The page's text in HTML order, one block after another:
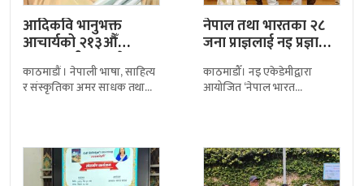
आदिकवि भानुभक्त
आचार्यको २१३औँ
जन्मजयन्ती आज, देश–
विदेशमा विविध कार्यक्रम
काठमाडौं । नेपाली भाषा, साहित्य
र संस्कृतिका अमर साधक तथा
नेपाल तथा भारतका २८
जना प्राज्ञलाई नइ प्रज्ञा
काठमाडौँ। नइ एकेडेमीद्वारा
आयोजित ‘नेपाल भारत
ऐतिहासिक सम्मेलनको समापन
भएको छ ।समारोहमा